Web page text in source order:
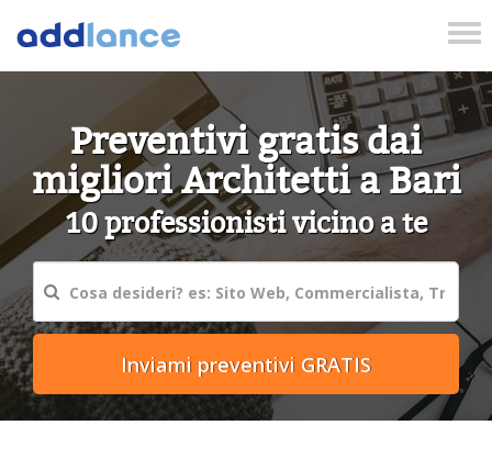
Preventivi gratis dai
migliori Architetti a Bari
10 professionisti vicino a te